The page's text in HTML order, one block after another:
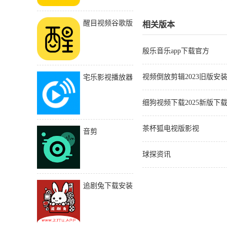
醒目视频谷歌版
宅乐影视播放器
音剪
追剧兔下载安装
相关版本
殷乐音乐app下载官方
视频倒放剪辑2023旧版安
细狗视频下载2025新版下载
茶杯狐电视版影视
球探资讯